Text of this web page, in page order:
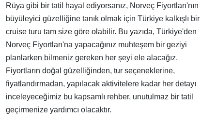
Rüya gibi bir tatil hayal ediyorsanız, Norveç Fiyortları'nın
büyüleyici güzelliğine tanık olmak için Türkiye kalkışlı bir
cruise turu tam size göre olabilir. Bu yazıda, Türkiye'den
Norveç Fiyortları'na yapacağınız muhteşem bir geziyi
planlarken bilmeniz gereken her şeyi ele alacağız.
Fiyortların doğal güzelliğinden, tur seçeneklerine,
fiyatlandırmadan, yapılacak aktivitelere kadar her detayı
inceleyeceğimiz bu kapsamlı rehber, unutulmaz bir tatil
geçirmenize yardımcı olacaktır.